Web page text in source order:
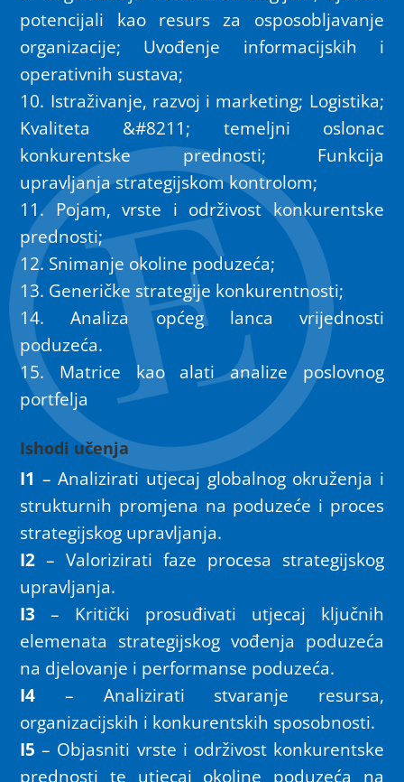
potencijali kao resurs za osposobljavanje
organizacije; Uvođenje informacijskih i
operativnih sustava;
10. Istraživanje, razvoj i marketing; Logistika;
Kvaliteta &#8211; temeljni oslonac
konkurentske prednosti; Funkcija
upravljanja strategijskom kontrolom;
11. Pojam, vrste i održivost konkurentske
prednosti;
12. Snimanje okoline poduzeća;
13. Generičke strategije konkurentnosti;
14. Analiza općeg lanca vrijednosti
poduzeća.
15. Matrice kao alati analize poslovnog
portfelja
Ishodi učenja
I1 – Analizirati utjecaj globalnog okruženja i
strukturnih promjena na poduzeće i proces
strategijskog upravljanja.
I2 – Valorizirati faze procesa strategijskog
upravljanja.
I3 – Kritički prosuđivati utjecaj ključnih
elemenata strategijskog vođenja poduzeća
na djelovanje i performanse poduzeća.
I4 – Analizirati stvaranje resursa,
organizacijskih i konkurentskih sposobnosti.
I5 – Objasniti vrste i održivost konkurentske
prednosti te utjecaj okoline poduzeća na